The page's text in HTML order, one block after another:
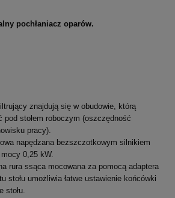
pochłaniacz oparów.
znajdują się w obudowie, którą
pod stołem roboczym (oszczędność
pracy).
napędzana bezszczotkowym silnikiem
0,25 kW.
rura ssąca mocowana za pomocą adaptera
stołu umożliwia łatwe ustawienie końcówki
stołu.